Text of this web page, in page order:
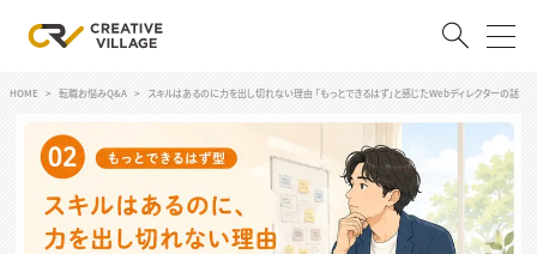
ログイン 会員登録
RECRUIT
HOME 転職お悩みQ&A スキルはあるのに力を出し切れない理由 「もっとできるはず」と感じたWebディレクターの話